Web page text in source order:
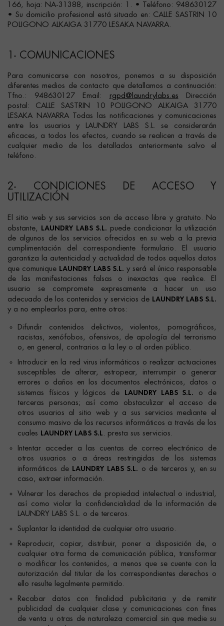
166, hoja: NA-31388, inscripción: 1. • Teléfono: 948630127
• Su domicilio profesional está situado en: CALLE SASTRIN 10
POLIGONO ALKAIGA 31770 LESAKA NAVARRA.
1- COMUNICACIONES
Para comunicarse con nosotros, ponemos a su disposición
diferentes medios de contacto que detallamos a continuación:
Tfno.: 948630127 Email: rgpd@laundrylabs.es Dirección
postal: CALLE SASTRIN 10 POLIGONO ALKAIGA 31770
LESAKA NAVARRA Todas las notificaciones y comunicaciones
entre los usuarios y LAUNDRY LABS S.L. se considerarán
eficaces, a todos los efectos, cuando se realicen a través de
cualquier medio de los detallados anteriormente salvo el
teléfono.
2- CONDICIONES DE ACCESO Y
UTILIZACIÓN
El sitio web y sus servicios son de acceso libre y gratuito. No
obstante, LAUNDRY LABS S.L. puede condicionar la utilización
de algunos de los servicios ofrecidos en su web a la previa
cumplimentación del correspondiente formulario. El usuario
garantiza la autenticidad y actualidad de todos aquellos datos
que comunique LAUNDRY LABS S.L. y será el único responsable
de las manifestaciones falsas o inexactas que realice. El
usuario se compromete expresamente a hacer un uso
adecuado de los contenidos y servicios de LAUNDRY LABS S.L.
y a no emplearlos para, entre otros:
Difundir contenidos delictivos, violentos, pornográficos,
racistas, xenófobos, ofensivos, de apología del terrorismo
o, en general, contrarios a la ley o al orden público.
Introducir en la red virus informáticos o realizar actuaciones
susceptibles de alterar, estropear, interrumpir o generar
errores o daños en los documentos electrónicos, datos o
sistemas físicos y lógicos de LAUNDRY LABS S.L. o de
terceras personas; así como obstaculizar el acceso de
otros usuarios al sitio web y a sus servicios mediante el
consumo masivo de los recursos informáticos a través de los
cuales LAUNDRY LABS S.L. presta sus servicios.
Intentar acceder a las cuentas de correo electrónico de
otros usuarios o a áreas restringidas de los sistemas
informáticos de LAUNDRY LABS S.L. o de terceros y, en su
caso, extraer información.
Vulnerar los derechos de propiedad intelectual o industrial,
así como violar la confidencialidad de la información de
LAUNDRY LABS S.L. o de terceros.
Suplantar la identidad de cualquier otro usuario.
Reproducir, copiar, distribuir, poner a disposición de, o
cualquier otra forma de comunicación pública, transformar
o modificar los contenidos, a menos que se cuente con la
autorización del titular de los correspondientes derechos o
ello resulte legalmente permitido.
Recabar datos con finalidad publicitaria y de remitir
publicidad de cualquier clase y comunicaciones con fines
de venta u otras de naturaleza comercial sin que medie su